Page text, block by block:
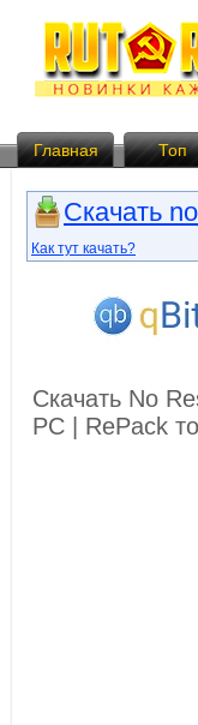
Главная Топ
Скачать
Как тут качать?
Скачать No
PC | RePack